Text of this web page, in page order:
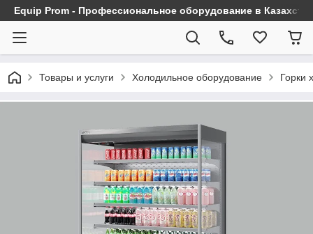
Equip Prom - Профессиональное оборудование в
Товары и услуги Холодильное оборудование Горки